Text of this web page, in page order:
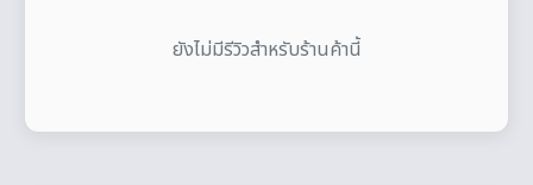
ยังไม่มีรีวิวสำหรับร้านค้านี้